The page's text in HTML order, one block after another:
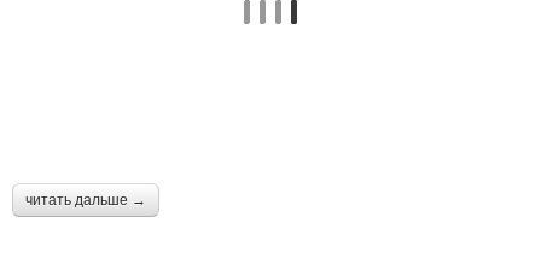
читать дальше →